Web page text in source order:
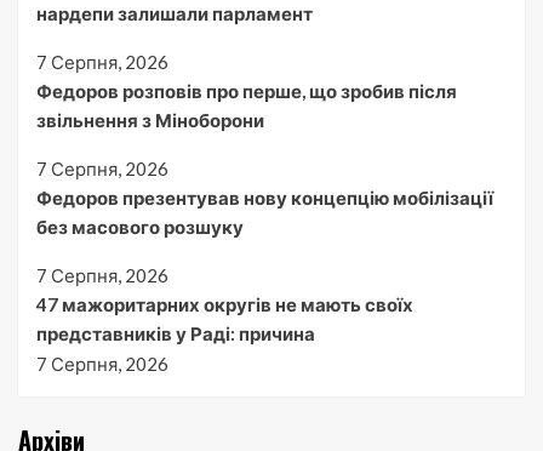
нардепи залишали парламент
7 Серпня, 2026
Федоров розповів про перше, що зробив після
звільнення з Міноборони
7 Серпня, 2026
Федоров презентував нову концепцію мобілізації
без масового розшуку
7 Серпня, 2026
47 мажоритарних округів не мають своїх
представників у Раді: причина
7 Серпня, 2026
Архіви